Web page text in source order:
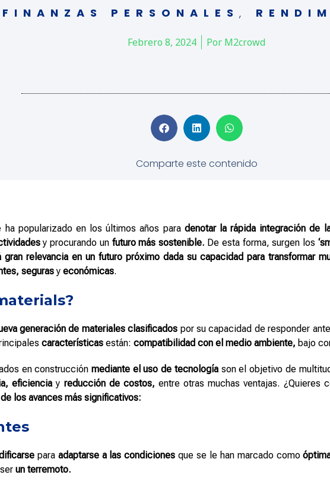
FINANZAS PERSONALES ,
Febrero 8, 2024 Por M2crowd
Comparte este contenido
ha popularizado en los últimos años para denotar la rápida integración de
y procurando un futuro más sostenible. De esta forma, surgen los
gran relevancia en un futuro próximo dada su capacidad para transformar
segurasy económicas.
generación de materiales clasificados por su capacidad de responder
característicasestán: compatibilidad con el medio ambiente, bajo
en construcciónmediante el uso de tecnologíason el objetivo de
eficiencia y reducción de costos, entre otras muchas ventajas. ¿Quieres
los avances más significativos:
para adaptarse a las condiciones que se le han marcado como
un terremoto.